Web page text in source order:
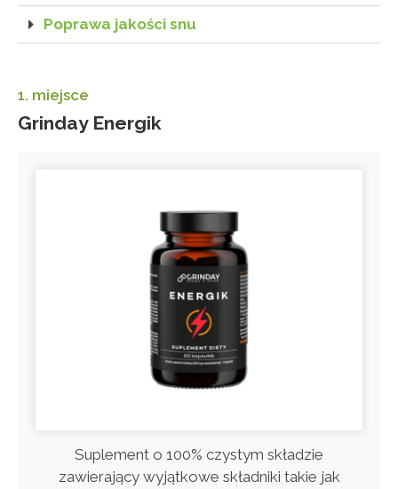
Poprawa jakości snu
1. miejsce
Grinday Energik
Suplement o 100% czystym składzie
zawierający wyjątkowe składniki takie jak